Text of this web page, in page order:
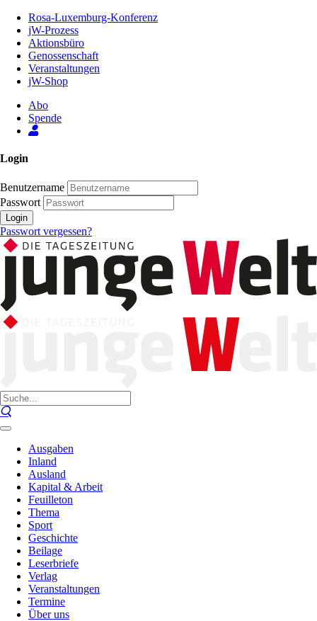
Inhalt
Seite
Rosa-Luxemburg-Konferenz
jW-Prozess
Aktionsbüro
Genossenschaft
Veranstaltungen
jW-Shop
Abo
Spende
Login
Benutzername
Passwort
Login
Passwort vergessen?
Ausgaben
Inland
Ausland
Kapital & Arbeit
Feuilleton
Thema
Sport
Geschichte
Beilage
Leserbriefe
Verlag
Veranstaltungen
Termine
Über uns